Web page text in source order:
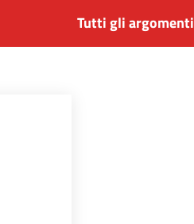
Tutti gli argomenti